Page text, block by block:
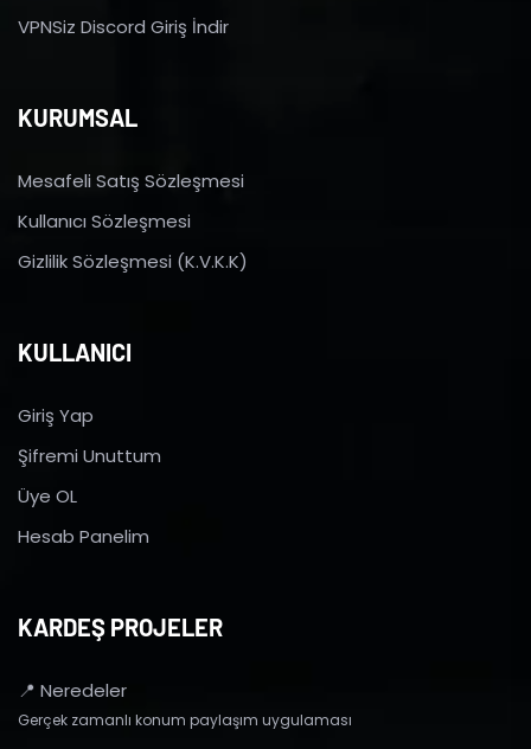
VPNSiz Discord Giriş İndir
KURUMSAL
Mesafeli Satış Sözleşmesi
Kullanıcı Sözleşmesi
Gizlilik Sözleşmesi (K.V.K.K)
KULLANICI
Giriş Yap
Şifremi Unuttum
Üye OL
Hesab Panelim
KARDEŞ PROJELER
📍 Neredeler
Gerçek zamanlı konum paylaşım uygulaması